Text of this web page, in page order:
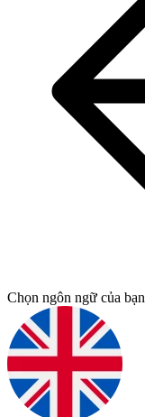
Chọn ngôn ngữ của bạn